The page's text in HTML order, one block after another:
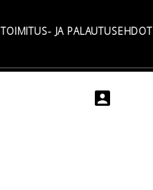
TOIMITUS- JA PALAUTUSEHDOT